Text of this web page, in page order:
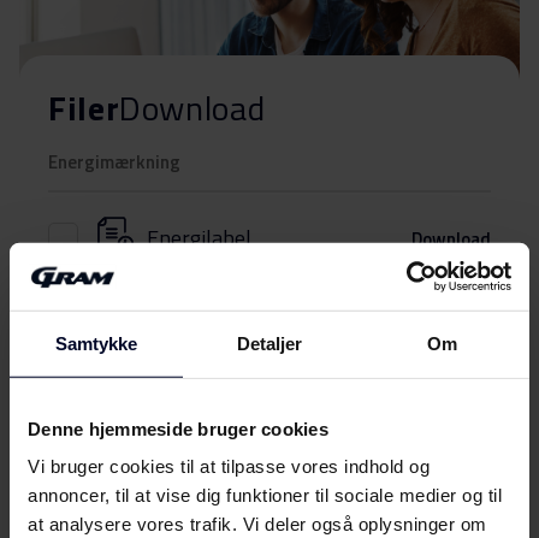
Samtykke Detaljer Om
Denne hjemmeside bruger cookies
Vi bruger cookies til at tilpasse vores indhold og
annoncer, til at vise dig funktioner til sociale medier og til
at analysere vores trafik. Vi deler også oplysninger om
FilerDownload
Energimærkning
Energilabel Download
Sikkerhedsoplysninger og
Download
Sikkerhedsoplysninger og
advarsler (FI)
Download
Vis mere